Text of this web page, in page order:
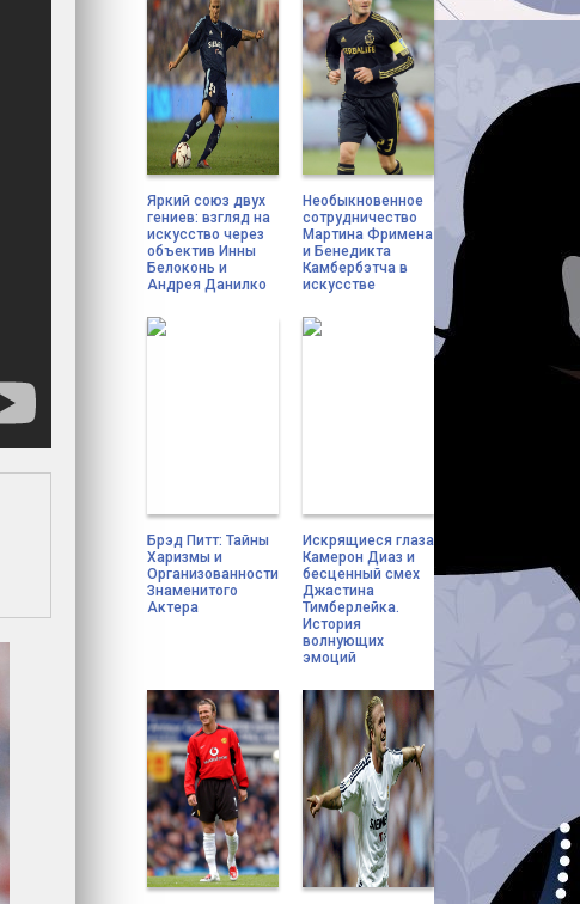
Яркий союз двух
гениев: взгляд на
искусство через
объектив Инны
Белоконь и
Андрея Данилко
Необыкновенное
сотрудничество
Мартина Фримена
и Бенедикта
Камбербэтча в
искусстве
Брэд Питт: Тайны
Харизмы и
Организованности
Знаменитого
Актера
Искрящиеся глаза
Камерон Диаз и
бесценный смех
Джастина
Тимберлейка.
История
волнующих
эмоций